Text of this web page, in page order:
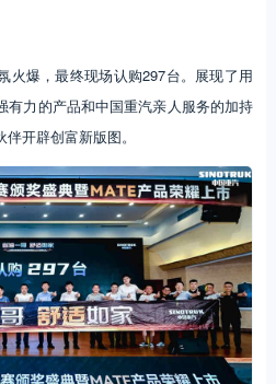
火爆，最终现场认购297台。展现了用
有力的产品和中国重汽亲人服务的加持
开辟创富新版图。